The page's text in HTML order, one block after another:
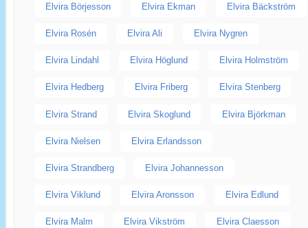
Elvira Börjesson Elvira Ekman Elvira Bäckström
Elvira Rosén Elvira Ali Elvira Nygren
Elvira Lindahl Elvira Höglund Elvira Holmström
Elvira Hedberg Elvira Friberg Elvira Stenberg
Elvira Strand Elvira Skoglund Elvira Björkman
Elvira Nielsen Elvira Erlandsson
Elvira Strandberg Elvira Johannesson
Elvira Viklund Elvira Aronsson Elvira Edlund
Elvira Malm Elvira Vikström Elvira Claesson